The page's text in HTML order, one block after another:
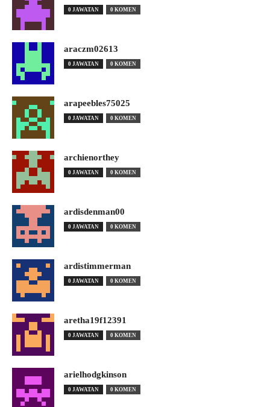
0 JAWATAN 0 KOMEN
araczm02613
0 JAWATAN 0 KOMEN
arapeebles75025
0 JAWATAN 0 KOMEN
archienorthey
0 JAWATAN 0 KOMEN
ardisdenman00
0 JAWATAN 0 KOMEN
ardistimmerman
0 JAWATAN 0 KOMEN
aretha19f12391
0 JAWATAN 0 KOMEN
arielhodgkinson
0 JAWATAN 0 KOMEN